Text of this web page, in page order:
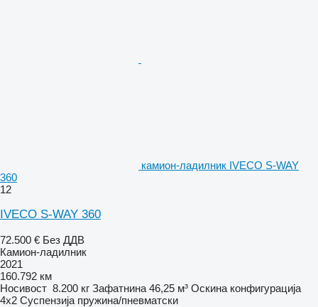
камион-ладилник IVECO S-WAY
360
12
IVECO S-WAY 360
72.500 € Без ДДВ
Камион-ладилник
2021
160.792 км
Носивост 8.200 кг Зафатнина 46,25 м³ Оскина конфигурација
4x2 Суспензија пружина/пневматски